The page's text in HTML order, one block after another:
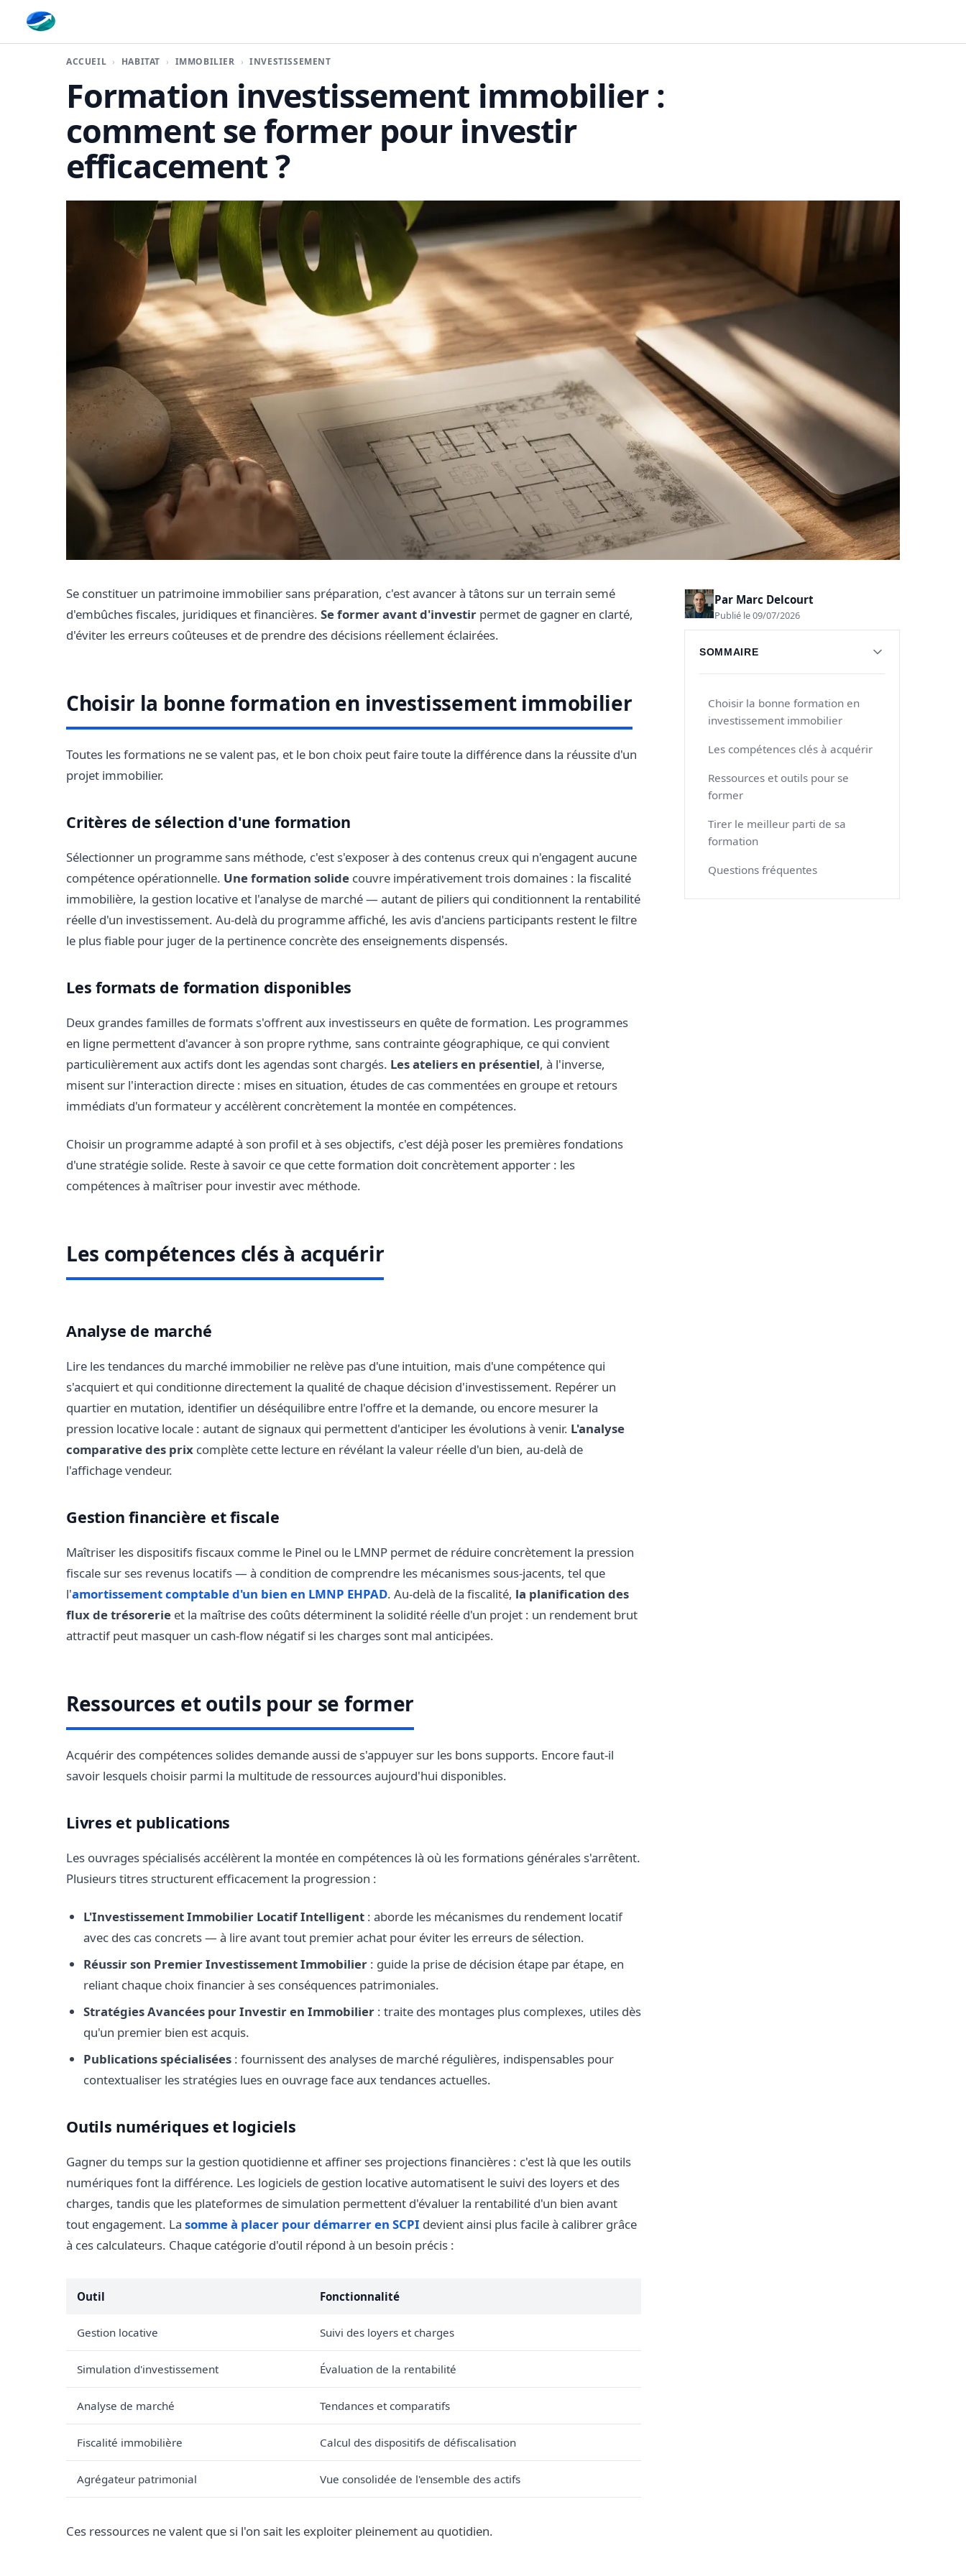
ACCUEIL HABITAT IMMOBILIER INVESTISSEMENT
Formation investissement immobilier :
comment se former pour investir
efficacement ?
Par Marc Delcourt
Publié le 09/07/2026
SOMMAIRE
Choisir la bonne formation en
investissement immobilier
Les compétences clés à acquérir
Ressources et outils pour se
former
Tirer le meilleur parti de sa
formation
Questions fréquentes
Se constituer un patrimoine immobilier sans préparation, c'est avancer à tâtons sur un terrain semé
d'embûches fiscales, juridiques et financières. Se former avant d'investir permet de gagner en clarté,
d'éviter les erreurs coûteuses et de prendre des décisions réellement éclairées.
Choisir la bonne formation en investissement immobilier
Toutes les formations ne se valent pas, et le bon choix peut faire toute la différence dans la réussite d'un
projet immobilier.
Critères de sélection d'une formation
Sélectionner un programme sans méthode, c'est s'exposer à des contenus creux qui n'engagent aucune
compétence opérationnelle. Une formation solide couvre impérativement trois domaines : la fiscalité
immobilière, la gestion locative et l'analyse de marché — autant de piliers qui conditionnent la rentabilité
réelle d'un investissement. Au-delà du programme affiché, les avis d'anciens participants restent le filtre
le plus fiable pour juger de la pertinence concrète des enseignements dispensés.
Les formats de formation disponibles
Deux grandes familles de formats s'offrent aux investisseurs en quête de formation. Les programmes
en ligne permettent d'avancer à son propre rythme, sans contrainte géographique, ce qui convient
particulièrement aux actifs dont les agendas sont chargés. Les ateliers en présentiel, à l'inverse,
misent sur l'interaction directe : mises en situation, études de cas commentées en groupe et retours
immédiats d'un formateur y accélèrent concrètement la montée en compétences.
Choisir un programme adapté à son profil et à ses objectifs, c'est déjà poser les premières fondations
d'une stratégie solide. Reste à savoir ce que cette formation doit concrètement apporter : les
compétences à maîtriser pour investir avec méthode.
Les compétences clés à acquérir
Analyse de marché
Lire les tendances du marché immobilier ne relève pas d'une intuition, mais d'une compétence qui
s'acquiert et qui conditionne directement la qualité de chaque décision d'investissement. Repérer un
quartier en mutation, identifier un déséquilibre entre l'offre et la demande, ou encore mesurer la
pression locative locale : autant de signaux qui permettent d'anticiper les évolutions à venir. L'analyse
comparative des prix complète cette lecture en révélant la valeur réelle d'un bien, au-delà de
l'affichage vendeur.
Gestion financière et fiscale
Maîtriser les dispositifs fiscaux comme le Pinel ou le LMNP permet de réduire concrètement la pression
fiscale sur ses revenus locatifs — à condition de comprendre les mécanismes sous-jacents, tel que
l'amortissement comptable d'un bien en LMNP EHPAD. Au-delà de la fiscalité, la planification des
flux de trésorerie et la maîtrise des coûts déterminent la solidité réelle d'un projet : un rendement brut
attractif peut masquer un cash-flow négatif si les charges sont mal anticipées.
Ressources et outils pour se former
Acquérir des compétences solides demande aussi de s'appuyer sur les bons supports. Encore faut-il
savoir lesquels choisir parmi la multitude de ressources aujourd'hui disponibles.
Livres et publications
Les ouvrages spécialisés accélèrent la montée en compétences là où les formations générales s'arrêtent.
Plusieurs titres structurent efficacement la progression :
L'Investissement Immobilier Locatif Intelligent : aborde les mécanismes du rendement locatif
avec des cas concrets — à lire avant tout premier achat pour éviter les erreurs de sélection.
Réussir son Premier Investissement Immobilier : guide la prise de décision étape par étape, en
reliant chaque choix financier à ses conséquences patrimoniales.
Stratégies Avancées pour Investir en Immobilier : traite des montages plus complexes, utiles dès
qu'un premier bien est acquis.
Publications spécialisées : fournissent des analyses de marché régulières, indispensables pour
contextualiser les stratégies lues en ouvrage face aux tendances actuelles.
Outils numériques et logiciels
Gagner du temps sur la gestion quotidienne et affiner ses projections financières : c'est là que les outils
numériques font la différence. Les logiciels de gestion locative automatisent le suivi des loyers et des
charges, tandis que les plateformes de simulation permettent d'évaluer la rentabilité d'un bien avant
tout engagement. La somme à placer pour démarrer en SCPI devient ainsi plus facile à calibrer grâce
à ces calculateurs. Chaque catégorie d'outil répond à un besoin précis :
Outil Fonctionnalité
Gestion locative Suivi des loyers et charges
Simulation d'investissement Évaluation de la rentabilité
Analyse de marché Tendances et comparatifs
Fiscalité immobilière Calcul des dispositifs de défiscalisation
Agrégateur patrimonial Vue consolidée de l'ensemble des actifs
Ces ressources ne valent que si l'on sait les exploiter pleinement au quotidien.